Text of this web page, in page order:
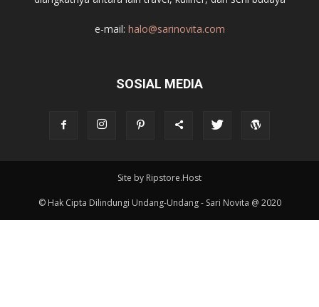
e-mail: halo@sarinovita.com
SOSIAL MEDIA
Site by Ripstore.Host
© Hak Cipta Dilindungi Undang-Undang - Sari Novita @ 2020